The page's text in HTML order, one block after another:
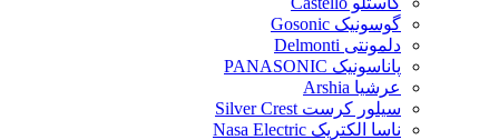
گوسونیک Gosonic
دلمونتی Delmonti
پاناسونیک PANASONIC
عرشیا Arshia
سیلور کرست Silver Crest
ناسا الکتریک Nasa Electric